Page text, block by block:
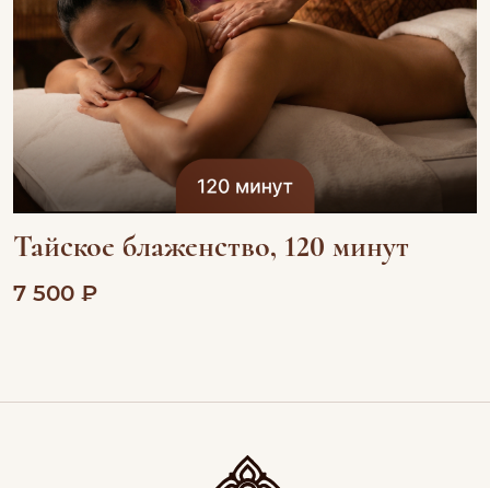
Тайское блаженство, 120 минут
7 500 ₽